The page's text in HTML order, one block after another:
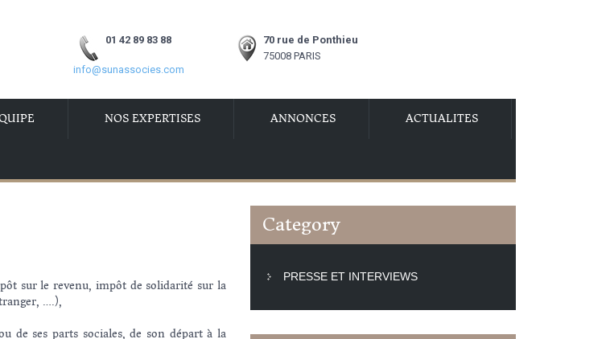
01 42 89 83 88
info@sunassocies.com
70 rue de Ponthieu
75008 PARIS
NOS EXPERTISES ANNONCES ACTUALITES
sur le revenu, impôt de solidarité sur la
….),
de ses parts sociales, de son départ à la
Category
PRESSE ET INTERVIEWS